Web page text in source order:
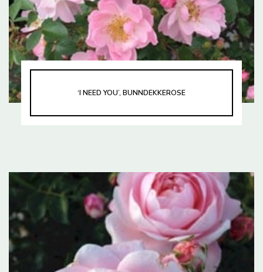
‘I NEED YOU’, BUNNDEKKEROSE